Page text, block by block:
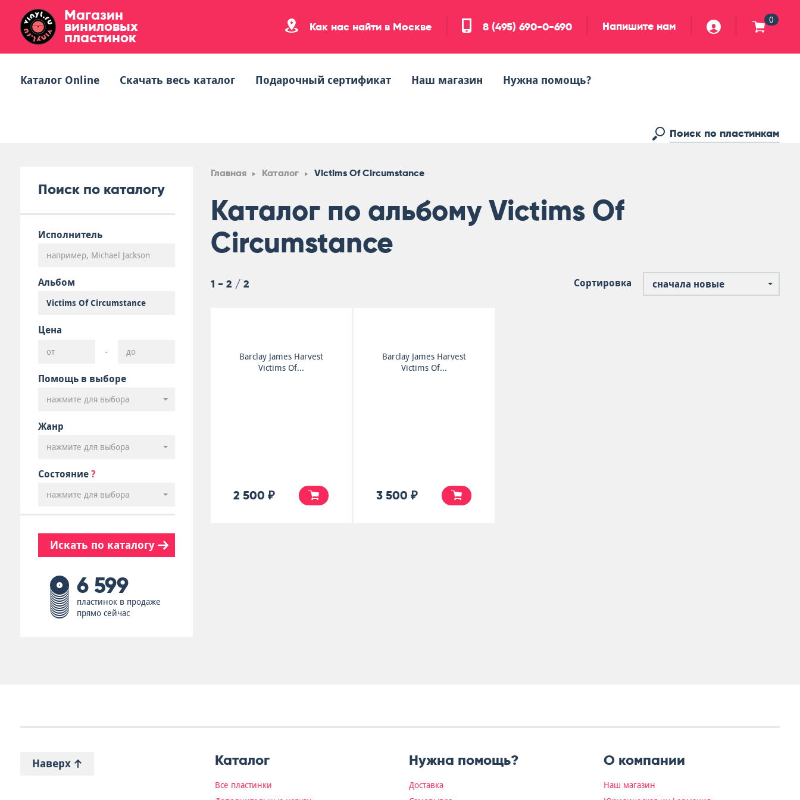
Магазин
виниловых
пластинок
Как нас найти в Москве 8 (495) 690-0-690 Напишите нам 0
Каталог Online Скачать весь каталог Подарочный сертификат Наш магазин Нужна помощь?
Поиск по каталогу
Исполнитель
Альбом
Цена
-
Помощь в выборе
нажмите для выбора
Жанр
нажмите для выбора
Состояние ?
нажмите для выбора
Искать по каталогу
6 599
пластинок в продаже
прямо сейчас
Главная Каталог Victims Of Circumstance
Каталог по альбому Victims Of
Circumstance
1 - 2 / 2 Сортировка сначала новые
Barclay James Harvest
Victims Of...
2 500 ₽
Barclay James Harvest
Victims Of...
3 500 ₽
Наверх Каталог
Все пластинки
Нужна помощь?
Доставка
О компании
Наш магазин